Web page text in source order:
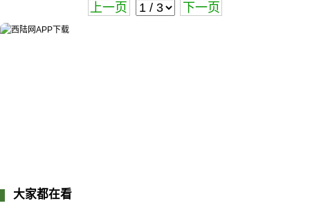
上一页 下一页
大家都在看